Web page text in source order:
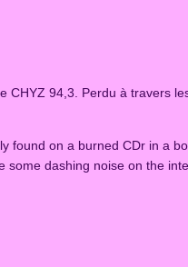
94,3. Perdu à travers
on a burned CDr in a
some dashing noise on the